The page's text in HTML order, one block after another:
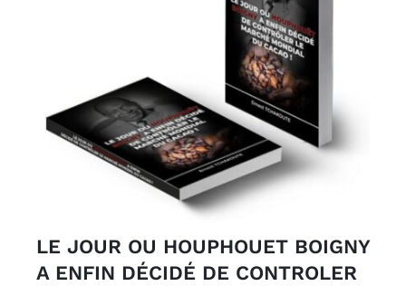
LE JOUR OU HOUPHOUET BOIGNY
A ENFIN DÉCIDÉ DE CONTROLER